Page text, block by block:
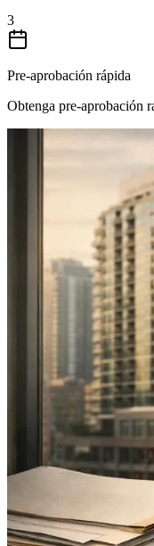
3
Pre-aprobación rápida
Obtenga pre-aprobación